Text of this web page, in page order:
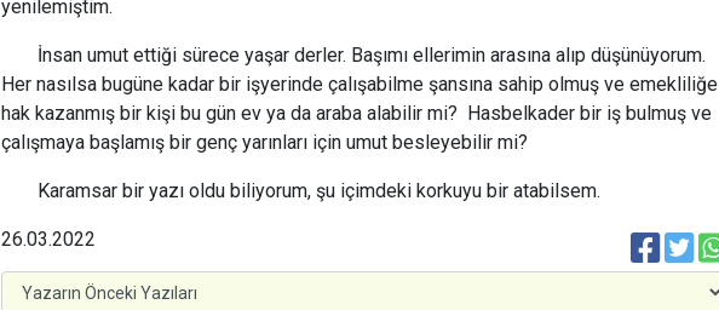
yenilemiştim.
İnsan umut ettiği sürece yaşar derler. Başımı ellerimin arasına alıp düşünüyorum.
Her nasılsa bugüne kadar bir işyerinde çalışabilme şansına sahip olmuş ve emekliliğe
hak kazanmış bir kişi bu gün ev ya da araba alabilir mi? Hasbelkader bir iş bulmuş ve
çalışmaya başlamış bir genç yarınları için umut besleyebilir mi?
Karamsar bir yazı oldu biliyorum, şu içimdeki korkuyu bir atabilsem.
26.03.2022